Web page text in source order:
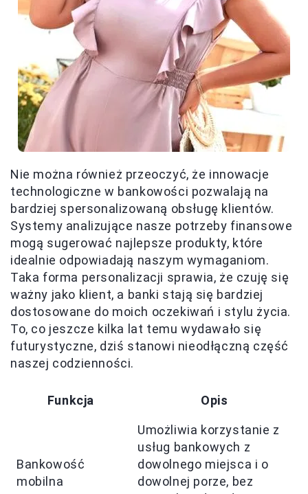
Nie można również przeoczyć, że innowacje
technologiczne w bankowości pozwalają na
bardziej spersonalizowaną obsługę klientów.
Systemy analizujące nasze potrzeby finansowe
mogą sugerować najlepsze produkty, które
idealnie odpowiadają naszym wymaganiom.
Taka forma personalizacji sprawia, że czuję się
ważny jako klient, a banki stają się bardziej
dostosowane do moich oczekiwań i stylu życia.
To, co jeszcze kilka lat temu wydawało się
futurystyczne, dziś stanowi nieodłączną część
naszej codzienności.
Funkcja Opis
Bankowość
mobilna
Umożliwia korzystanie z
usług bankowych z
dowolnego miejsca i o
dowolnej porze, bez